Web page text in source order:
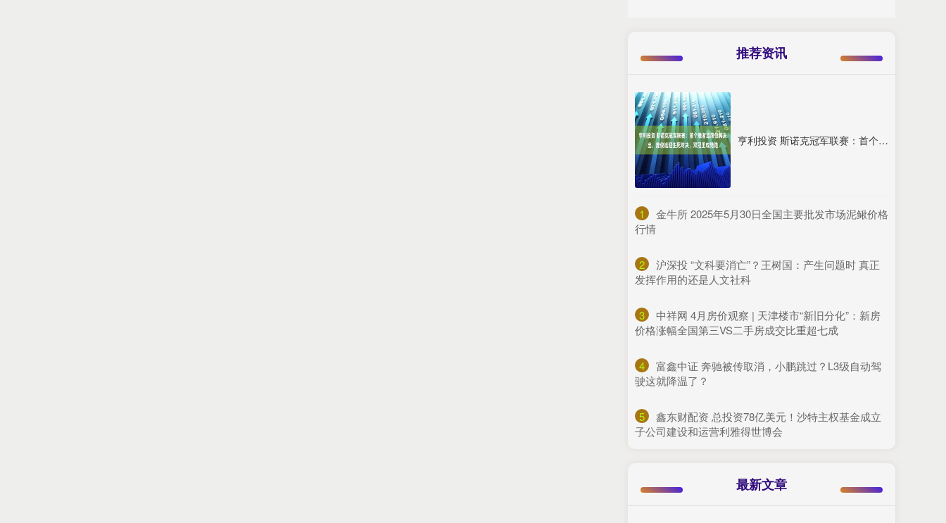
推荐资讯
亨利投资 斯诺克冠军联赛：首个胜者组席位将决出，庞俊旭迎生死对决，双冠王或陪跑
1
​金牛所 2025年5月30日全国主要批发市场泥鳅价格
行情
2
​沪深投 “文科要消亡”？王树国：产生问题时 真正
发挥作用的还是人文社科
3
​中祥网 4月房价观察 | 天津楼市“新旧分化”：新房
价格涨幅全国第三VS二手房成交比重超七成
4
​富鑫中证 奔驰被传取消，小鹏跳过？L3级自动驾
驶这就降温了？
5
​鑫东财配资 总投资78亿美元！沙特主权基金成立
子公司建设和运营利雅得世博会
最新文章